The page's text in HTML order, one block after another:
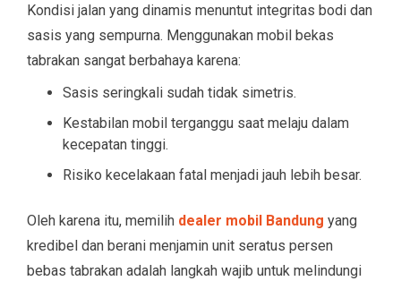
Kondisi jalan yang dinamis menuntut integritas bodi dan
sasis yang sempurna. Menggunakan mobil bekas
tabrakan sangat berbahaya karena:
Sasis seringkali sudah tidak simetris.
Kestabilan mobil terganggu saat melaju dalam
kecepatan tinggi.
Risiko kecelakaan fatal menjadi jauh lebih besar.
Oleh karena itu, memilih dealer mobil Bandung yang
kredibel dan berani menjamin unit seratus persen
bebas tabrakan adalah langkah wajib untuk melindungi